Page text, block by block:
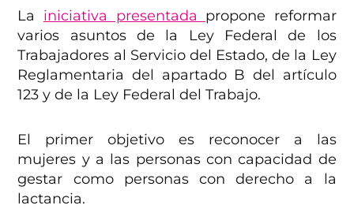
La iniciativa presentada propone reformar
varios asuntos de la Ley Federal de los
Trabajadores al Servicio del Estado, de la Ley
Reglamentaria del apartado B del artículo
123 y de la Ley Federal del Trabajo.
El primer objetivo es reconocer a las
mujeres y a las personas con capacidad de
gestar como personas con derecho a la
lactancia.